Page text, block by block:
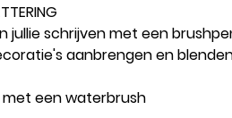
jullie schrijven met een
aanbrengen en
met een waterbrush